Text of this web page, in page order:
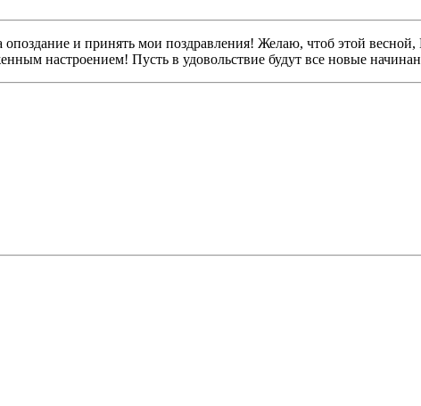
и принять мои поздравления! Желаю, чтоб этой
настроением! Пусть в удовольствие будут все новые